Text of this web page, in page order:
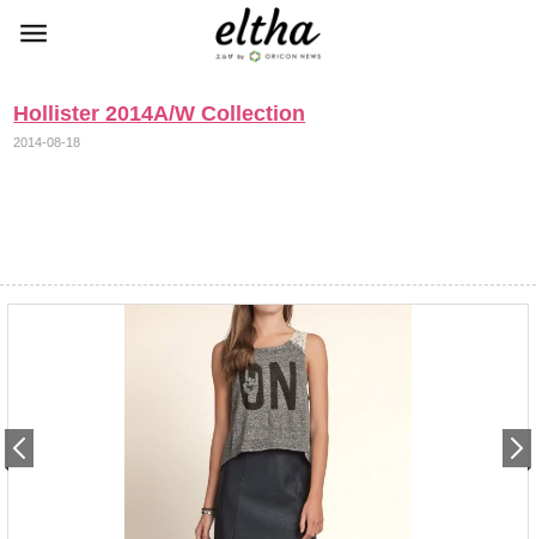
Hollister 2014A/W Collection
2014-08-18